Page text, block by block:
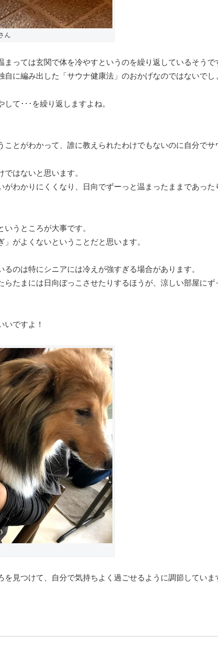
ん
っては玄関で体を冷やすというのを繰り返しているそうで
に編み出した「サウナ健康法」のおかげなのではないでし
て･･･を繰り返しますよね。
とがわかって、誰に教えられたわけでもないのに自分で
はないと思います。
わかりにくくなり、日向でずーっと温まったままであっ
うところが大事です。
がよくないということだと思います。
のは特にシニアには冷えが強すぎる場合があります。
たまには日向ぼっこさせたりするほうが、涼しい部屋に
ですよ！
見つけて、自分で気持ちよく過ごせるように調節していま